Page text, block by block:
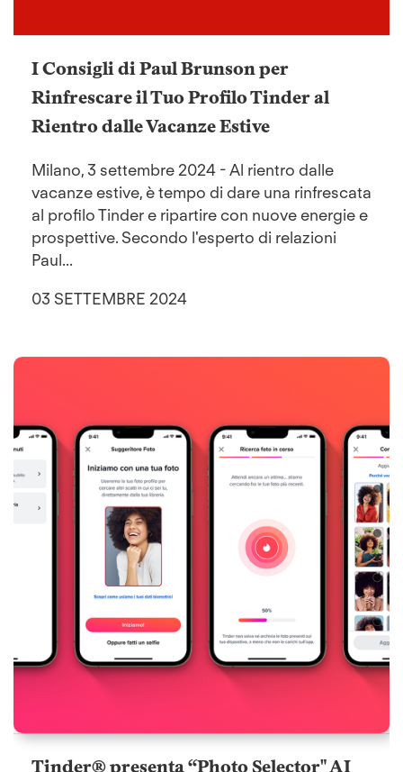
I Consigli di Paul Brunson per
Rinfrescare il Tuo Profilo Tinder al
Rientro dalle Vacanze Estive
Milano, 3 settembre 2024 - Al rientro dalle
vacanze estive, è tempo di dare una rinfrescata
al profilo Tinder e ripartire con nuove energie e
prospettive. Secondo l'esperto di relazioni
Paul...
03 SETTEMBRE 2024
Tinder® presenta “Photo Selector" AI